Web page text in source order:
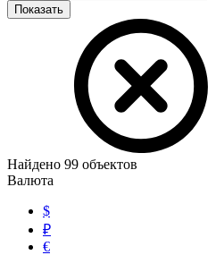
Показать
Найдено 99 объектов
Валюта
$
₽
€